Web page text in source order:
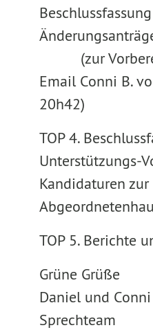
(zur
Email Conni B.
20h42)
TOP 4.
Unterstützungs-
Kandidaturen zur
TOP 5. Berichte
Grüne Grüße
Daniel und
Sprechteam